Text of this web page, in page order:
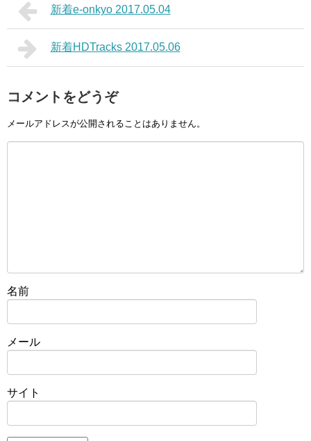
新着e-onkyo 2017.05.04
新着HDTracks 2017.05.06
コメントをどうぞ
メールアドレスが公開されることはありません。
名前
メール
サイト